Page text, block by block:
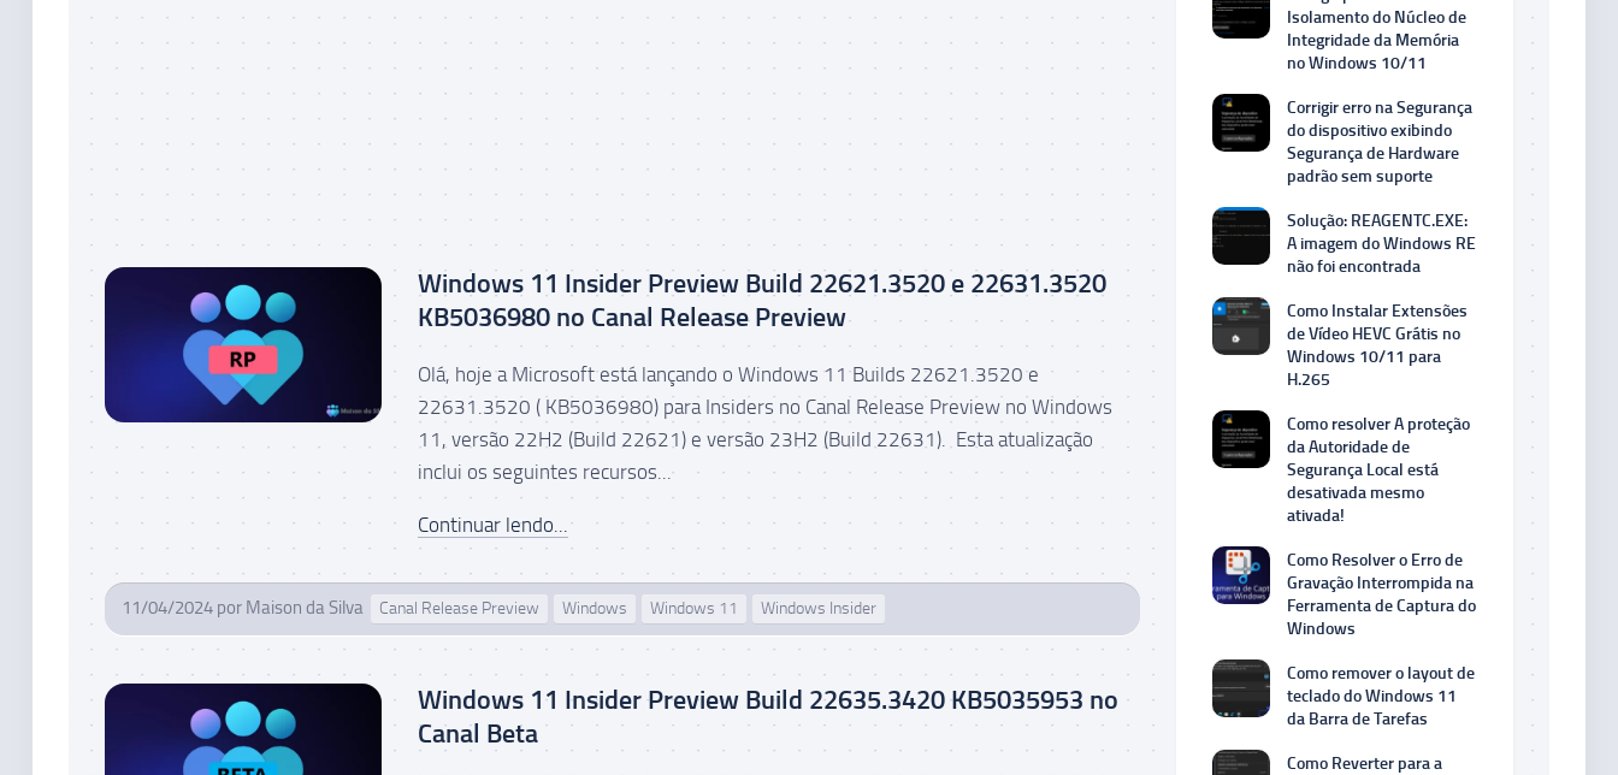
Windows 11 Insider Preview Build 22621.3520 e 22631.3520
KB5036980 no Canal Release Preview
Olá, hoje a Microsoft está lançando o Windows 11 Builds 22621.3520 e
22631.3520 ( KB5036980) para Insiders no Canal Release Preview no Windows
11, versão 22H2 (Build 22621) e versão 23H2 (Build 22631). Esta atualização
inclui os seguintes recursos...
Continuar lendo...
11/04/2024 por Maison da Silva Canal Release Preview Windows Windows 11 Windows Insider
Windows 11 Insider Preview Build 22635.3420 KB5035953 no
Canal Beta
Isolamento do Núcleo de
Integridade da Memória
no Windows 10/11
Corrigir erro na Segurança
do dispositivo exibindo
Segurança de Hardware
padrão sem suporte
Solução: REAGENTC.EXE:
A imagem do Windows RE
não foi encontrada
Como Instalar Extensões
de Vídeo HEVC Grátis no
Windows 10/11 para
H.265
Como resolver A proteção
da Autoridade de
Segurança Local está
desativada mesmo
ativada!
Como Resolver o Erro de
Gravação Interrompida na
Ferramenta de Captura do
Windows
Como remover o layout de
teclado do Windows 11
da Barra de Tarefas
Como Reverter para a